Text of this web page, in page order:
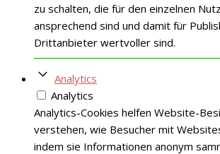
zu schalten, die für den einzelnen
ansprechend sind und damit für
Drittanbieter wertvoller sind.
Analytics
Analytics
Analytics-Cookies helfen Website-
verstehen, wie Besucher mit
indem sie Informationen anonym